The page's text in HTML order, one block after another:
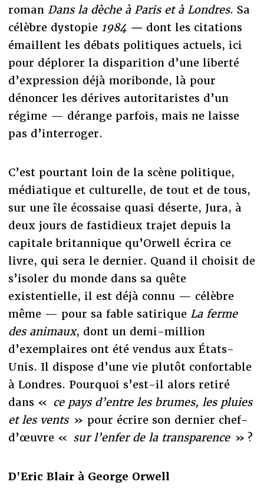
roman Dans la dèche à Paris et à Londres. Sa
célèbre dystopie 1984 —dont les citations
émaillent les débats politiques actuels, ici
pour déplorer la disparition d’une liberté
d’expression déjà moribonde, là pour
dénoncer les dérives autoritaristes d’un
régime — dérange parfois, mais ne laisse
pas d’interroger.
C’est pourtant loin de la scène politique,
médiatique et culturelle, de tout et de tous,
sur une île écossaise quasi déserte, Jura, à
deux jours de fastidieux trajet depuis la
capitale britannique qu’Orwell écrira ce
livre, qui sera le dernier. Quand il choisit de
s’isoler du monde dans sa quête
existentielle, il est déjà connu — célèbre
même — pour sa fable satirique La ferme
des animaux, dont un demi-million
d’exemplaires ont été vendus aux États-
Unis. Il dispose d’une vie plutôt confortable
à Londres. Pourquoi s’est-il alors retiré
dans « ce pays d’entre les brumes, les pluies
et les vents» pour écrire son dernier chef-
d’œuvre « sur l’enfer de la transparence» ?
D'Eric Blair à George Orwell